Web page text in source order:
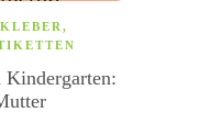
,
Kindergarten: